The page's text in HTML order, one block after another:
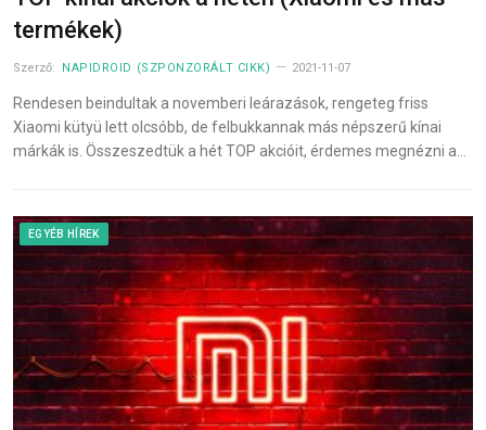
termékek)
Szerző: NAPIDROID (SZPONZORÁLT CIKK) 2021-11-07
Rendesen beindultak a novemberi leárazások, rengeteg friss
Xiaomi kütyü lett olcsóbb, de felbukkannak más népszerű kínai
márkák is. Összeszedtük a hét TOP akcióit, érdemes megnézni a…
EGYÉB HÍREK